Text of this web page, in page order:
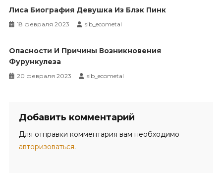
Лиса Биография Девушка Из Блэк Пинк
18 февраля 2023 sib_ecometal
Опасности И Причины Возникновения
Фурункулеза
20 февраля 2023 sib_ecometal
Добавить комментарий
Для отправки комментария вам необходимо
авторизоваться.